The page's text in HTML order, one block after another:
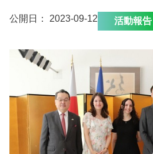
公開日： 2023-09-12 活動報告